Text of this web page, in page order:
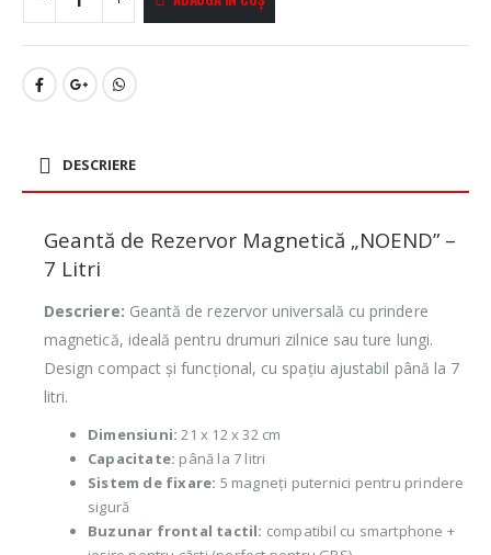
DESCRIERE
Geantă de Rezervor Magnetică „NOEND” –
7 Litri
Descriere: Geantă de rezervor universală cu prindere
magnetică, ideală pentru drumuri zilnice sau ture lungi.
Design compact și funcțional, cu spațiu ajustabil până la 7
litri.
Dimensiuni: 21 x 12 x 32 cm
Capacitate: până la 7 litri
Sistem de fixare: 5 magneți puternici pentru prindere
sigură
Buzunar frontal tactil: compatibil cu smartphone +